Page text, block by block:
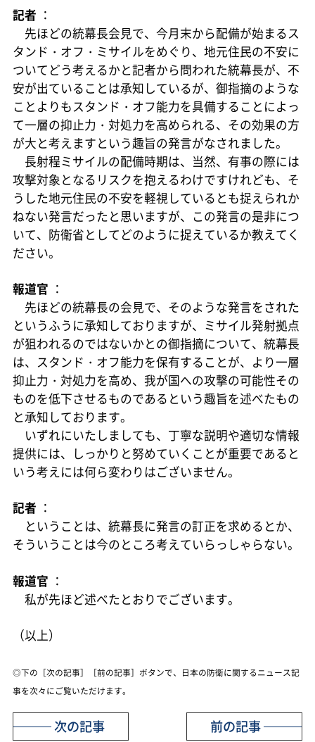
記者 ：
先ほどの統幕長会見で、今月末から配備が始まるス
タンド・オフ・ミサイルをめぐり、地元住民の不安に
ついてどう考えるかと記者から問われた統幕長が、不
安が出ていることは承知しているが、御指摘のような
ことよりもスタンド・オフ能力を具備することによっ
て一層の抑止力・対処力を高められる、その効果の方
が大と考えますという趣旨の発言がなされました。
長射程ミサイルの配備時期は、当然、有事の際には
攻撃対象となるリスクを抱えるわけですけれども、そ
うした地元住民の不安を軽視しているとも捉えられか
ねない発言だったと思いますが、この発言の是非につ
いて、防衛省としてどのように捉えているか教えてく
ださい。
報道官 ：
先ほどの統幕長の会見で、そのような発言をされた
というふうに承知しておりますが、ミサイル発射拠点
が狙われるのではないかとの御指摘について、統幕長
は、スタンド・オフ能力を保有することが、より一層
抑止力・対処力を高め、我が国への攻撃の可能性その
ものを低下させるものであるという趣旨を述べたもの
と承知しております。
いずれにいたしましても、丁寧な説明や適切な情報
提供には、しっかりと努めていくことが重要であると
いう考えには何ら変わりはございません。
記者 ：
ということは、統幕長に発言の訂正を求めるとか、
そういうことは今のところ考えていらっしゃらない。
報道官 ：
私が先ほど述べたとおりでございます。
（以上）
◎下の［次の記事］［前の記事］ボタンで、日本の防衛に関するニュース記
事を次々にご覧いただけます。
前の記事
次の記事